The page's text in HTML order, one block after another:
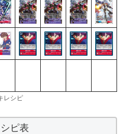
レシピ
ピ表